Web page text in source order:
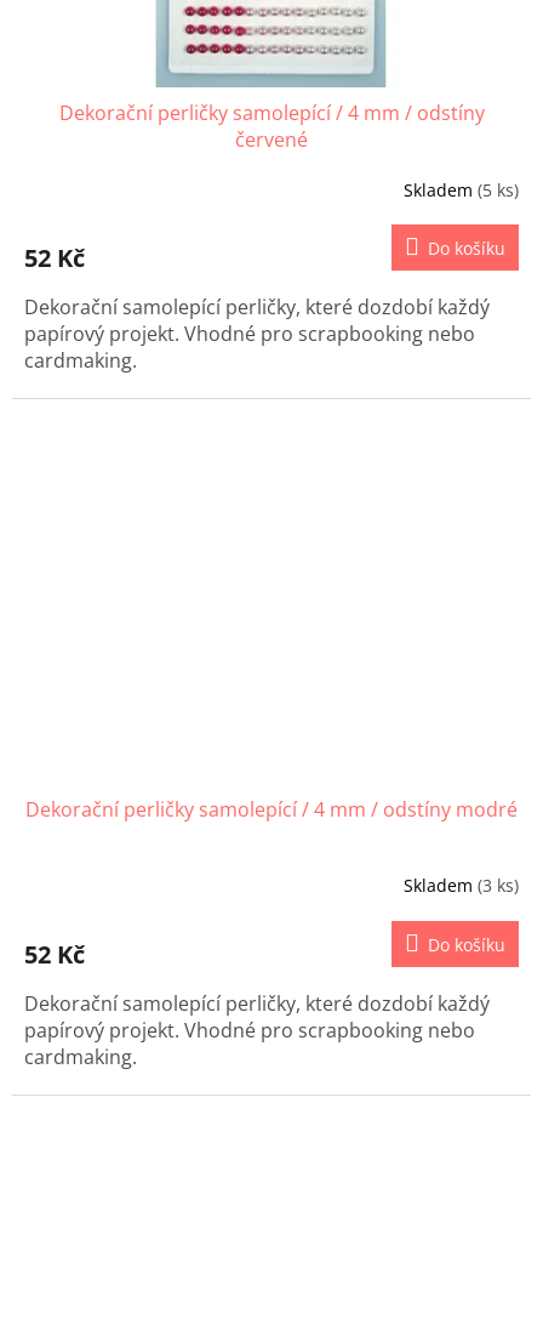
Dekorační perličky samolepící / 4 mm / odstíny
červené
Skladem (5 ks)
52 Kč Do košíku
Dekorační samolepící perličky, které dozdobí každý
papírový projekt. Vhodné pro scrapbooking nebo
cardmaking.
Dekorační perličky samolepící / 4 mm / odstíny modré
Skladem (3 ks)
52 Kč Do košíku
Dekorační samolepící perličky, které dozdobí každý
papírový projekt. Vhodné pro scrapbooking nebo
cardmaking.